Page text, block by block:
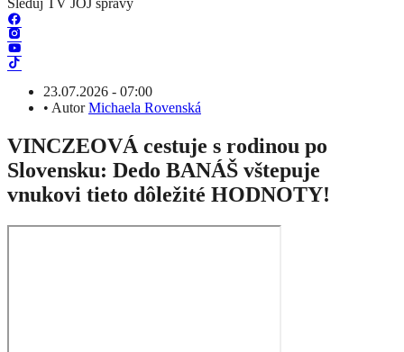
Sleduj TV JOJ správy
23.07.2026 - 07:00
• AutorMichaela Rovenská
VINCZEOVÁ cestuje s rodinou po
Slovensku: Dedo BANÁŠ vštepuje
vnukovi tieto dôležité HODNOTY!